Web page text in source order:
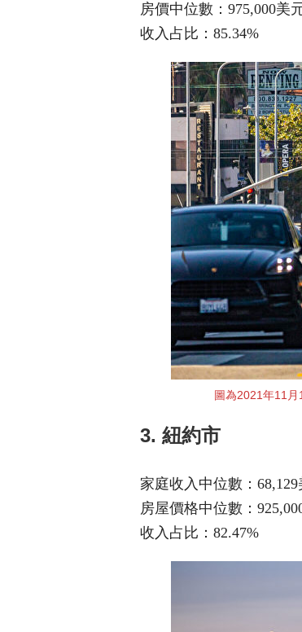
房價中位數：975,000美
收入占比：85.34%
圖為2021年11
3. 紐約市
家庭收入中位數：68,129
房屋價格中位數：
收入占比：82.47%